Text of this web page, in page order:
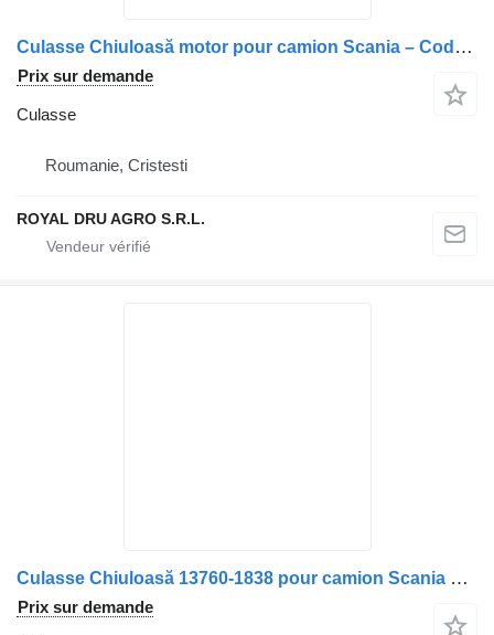
Culasse Chiuloasă motor pour camion Scania – Coduri: 1846123, 1909203, 1750995, 2062690, 2037442, 2037441, 2057412, 2081239, 2609859, 570997, 570123, 574374
Prix sur demande
Culasse
Roumanie, Cristesti
ROYAL DRU AGRO S.R.L.
Culasse Chiuloasă 13760-1838 pour camion Scania 13760 1838
Prix sur demande